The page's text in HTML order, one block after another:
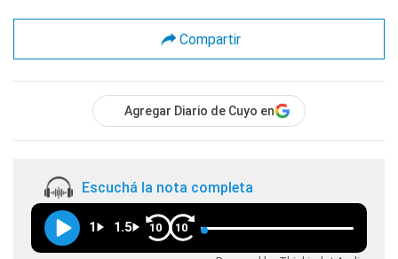
Compartir
Agregar Diario de Cuyo en
Escuchá la nota completa
1 1.5 10 10